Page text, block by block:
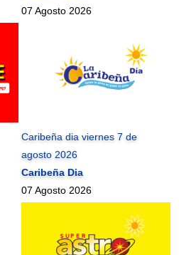
07 Agosto 2026
Caribeña dia viernes 7 de
agosto 2026
Caribeña Dia
07 Agosto 2026